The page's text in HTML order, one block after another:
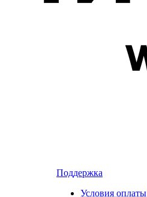
Поддержка
Условия оплаты